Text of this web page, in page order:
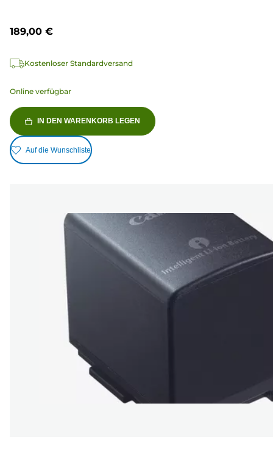
189,00 €
Kostenloser Standardversand
Online verfügbar
IN DEN WARENKORB LEGEN
Auf die Wunschliste